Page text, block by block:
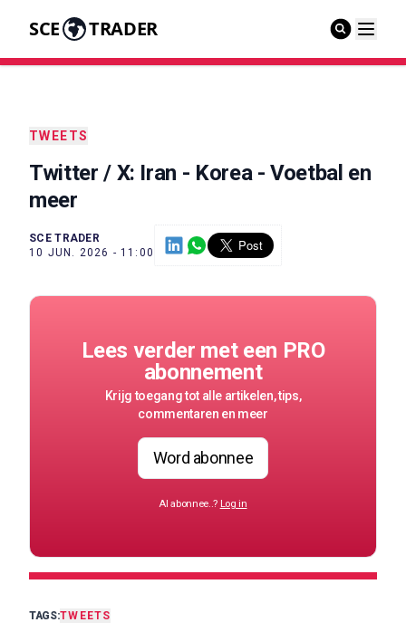
SCE TRADER
TWEETS
Twitter / X: Iran - Korea - Voetbal en
meer
SCE TRADER
10 JUN. 2026 - 11:00
Lees verder met een PRO
abonnement
Krijg toegang tot alle artikelen, tips,
commentaren en meer
Word abonnee
Al abonnee..? Log in
TAGS:TWEETS